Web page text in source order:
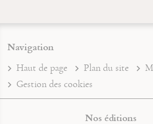
Navigation
Haut de page Plan du site
Gestion des cookies
Nos éditions